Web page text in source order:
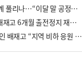
배재고 야구부 징계 풀리나…“이달 말 공정위서 재심의”
‘스벅 구호 파문’ 배재고 6개월 출전정지 재심 신청키로
광주 찾아 고개 숙인 배재고 “지역 비하 응원 잘못”(종합)